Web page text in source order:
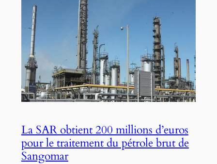
La SAR obtient 200 millions d’euros
pour le traitement du pétrole brut de
Sangomar